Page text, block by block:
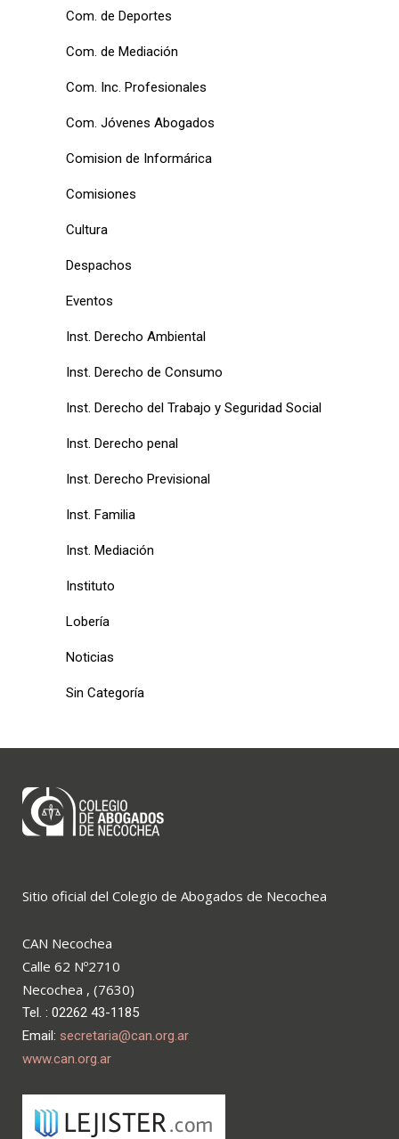
Com. de Deportes
Com. de Mediación
Com. Inc. Profesionales
Com. Jóvenes Abogados
Comision de Informárica
Comisiones
Cultura
Despachos
Eventos
Inst. Derecho Ambiental
Inst. Derecho de Consumo
Inst. Derecho del Trabajo y Seguridad Social
Inst. Derecho penal
Inst. Derecho Previsional
Inst. Familia
Inst. Mediación
Instituto
Lobería
Noticias
Sin Categoría
Sitio oficial del Colegio de Abogados de Necochea
CAN Necochea
Calle 62 Nº2710
Necochea , (7630)
Tel. : 02262 43-1185
Email: secretaria@can.org.ar
www.can.org.ar